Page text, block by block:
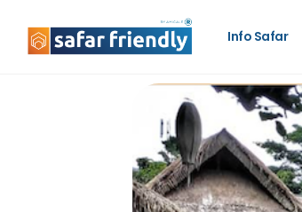
Info Safar